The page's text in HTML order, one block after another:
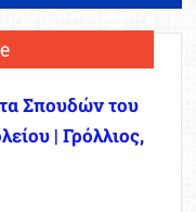
Σπουδών του
| Γρόλλιος,